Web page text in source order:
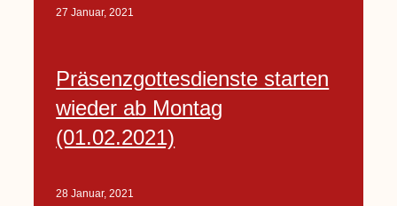
27 Januar, 2021
Präsenzgottesdienste starten
wieder ab Montag
(01.02.2021)
28 Januar, 2021